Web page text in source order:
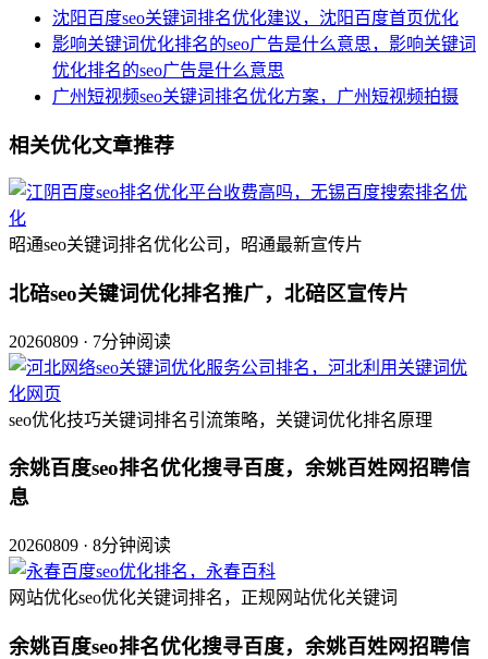
沈阳百度seo关键词排名优化建议，沈阳百度首页优化
影响关键词优化排名的seo广告是什么意思，影响关键词
优化排名的seo广告是什么意思
广州短视频seo关键词排名优化方案，广州短视频拍摄
相关优化文章推荐
昭通seo关键词排名优化公司，昭通最新宣传片
北碚seo关键词优化排名推广，北碚区宣传片
20260809 · 7分钟阅读
seo优化技巧关键词排名引流策略，关键词优化排名原理
余姚百度seo排名优化搜寻百度，余姚百姓网招聘信
息
20260809 · 8分钟阅读
网站优化seo优化关键词排名，正规网站优化关键词
余姚百度seo排名优化搜寻百度，余姚百姓网招聘信